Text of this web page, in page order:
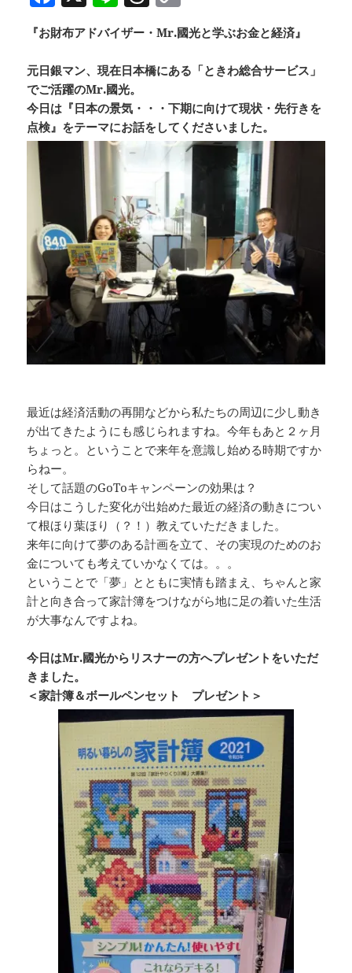
a
c
e
b
o
o
n
e
h
re
a
s
o
p
y
Li
n
k
『お財布アドバイザー・Mr.國光と学ぶお金と経済』
元日銀マン、現在日本橋にある「ときわ総合サービス」
でご活躍のMr.國光。
今日は『日本の景気・・・下期に向けて現状・先行きを
点検』をテーマにお話をしてくださいました。
最近は経済活動の再開などから私たちの周辺に少し動き
が出てきたようにも感じられますね。今年もあと２ヶ月
ちょっと。ということで来年を意識し始める時期ですか
らねー。
そして話題のGoToキャンペーンの効果は？
今日はこうした変化が出始めた最近の経済の動きについ
て根ほり葉ほり（？！）教えていただきました。
来年に向けて夢のある計画を立て、その実現のためのお
金についても考えていかなくては。。。
ということで「夢」とともに実情も踏まえ、ちゃんと家
計と向き合って家計簿をつけながら地に足の着いた生活
が大事なんですよね。
今日はMr.國光からリスナーの方へプレゼントをいただ
きました。
＜家計簿＆ボールペンセット プレゼント＞